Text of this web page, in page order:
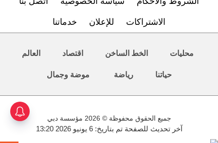
الاشتراكات للإعلان خدماتنا
محليات الخط الساخن اقتصاد العالم
حياتنا رياضة موضة وجمال
جميع الحقوق محفوظة © 2026 مؤسسة دبي
آخر تحديث للصفحة تم بتاريخ: 6 يونيو 2026 13:20